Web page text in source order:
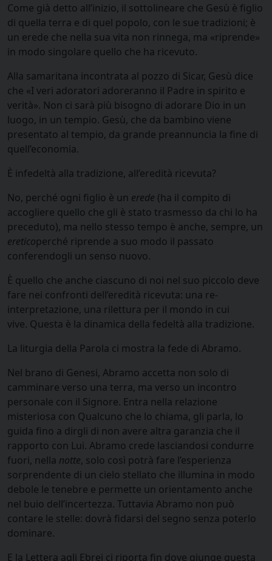
Come già detto all’inizio, il sottolineare che Gesù è figlio
di quella terra e di quel popolo, con le sue tradizioni; è
un erede che nella sua vita non rinnega, ma «riprende»
in modo singolare quello che ha ricevuto.
Alla samaritana incontrata al pozzo di Sicar, Gesù dice
che «I veri adoratori adoreranno il Padre in spirito e
verità». Non ci sarà più bisogno di adorare Dio in un
luogo, in un tempio. Gesù, che da bambino viene
presentato al tempio, da grande preannuncia la fine di
quell’economia.
È infedeltà alla tradizione, all’eredità ricevuta?
No, perché ogni figlio è un erede (ha il compito di
accogliere quello che gli è stato trasmesso da chi lo ha
preceduto), ma nello stesso tempo è anche, sempre, un
ereticoperché riprende a suo modo il passato
conferendogli un senso nuovo.
È quello che anche ciascuno di noi nel suo piccolo deve
fare nei confronti dell’eredità ricevuta: una re-
interpretazione, una rilettura per il mondo in cui
vive. Questa è la dinamica della fedeltà alla tradizione.
La liturgia della Parola ci mostra la fede di Abramo.
Nel brano di Genesi, Abramo accetta non solo di
camminare verso una terra, ma verso un incontro
personale con il Signore. Entra nella relazione
misteriosa con Qualcuno che lo chiama, gli parla, lo
guida fino a dirgli di non avere altra garanzia che il
rapporto con Lui. Abramo crede lasciandosi condurre
fuori, nella notte, solo così potrà fare l’esperienza
sorprendente di un cielo stellato che illumina in modo
debole le tenebre e permette un orientamento anche
nel buio dell’incertezza. Tuttavia Abramo non può
contare le stelle: dovrà fidarsi del segno senza poterlo
dominare.
E la Lettera agli Ebrei ci riporta fin dove giunge questa